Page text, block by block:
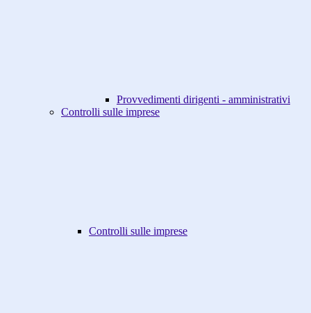
Provvedimenti dirigenti - amministrativi
Controlli sulle imprese
Controlli sulle imprese